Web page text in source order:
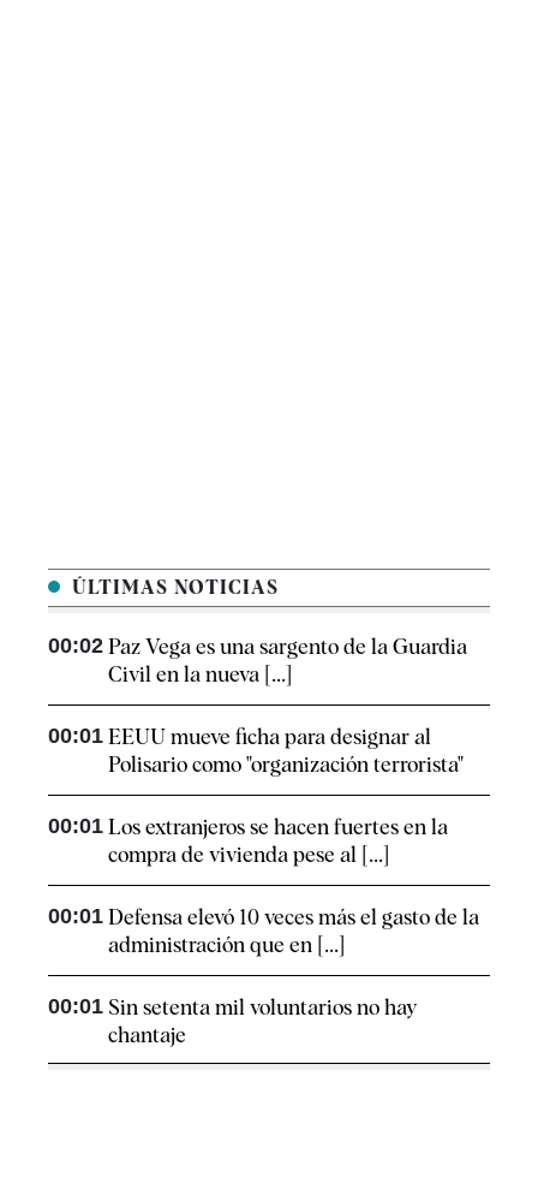
ÚLTIMAS NOTICIAS
00:02 Paz Vega es una sargento de la Guardia
Civil en la nueva [...]
00:01 EEUU mueve ficha para designar al
Polisario como "organización terrorista"
00:01 Los extranjeros se hacen fuertes en la
compra de vivienda pese al [...]
00:01 Defensa elevó 10 veces más el gasto de la
administración que en [...]
00:01 Sin setenta mil voluntarios no hay
chantaje